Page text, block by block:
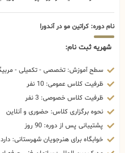
نام دوره: کراتین مو در آندورا
شهریه ثبت نام:
سطح آموزش: تخصصی - تکمیلی -
ظرفیت کلاس عمومی: 10 نفر
ظرفیت کلاس خصوصی: 3 نفر
نحوه برگزاری کلاس: حضوری و آنلاین
پشتیبانی پس از دوره: 90 روز
خوابگاه برای هنرجویان شهرستانی: دارد